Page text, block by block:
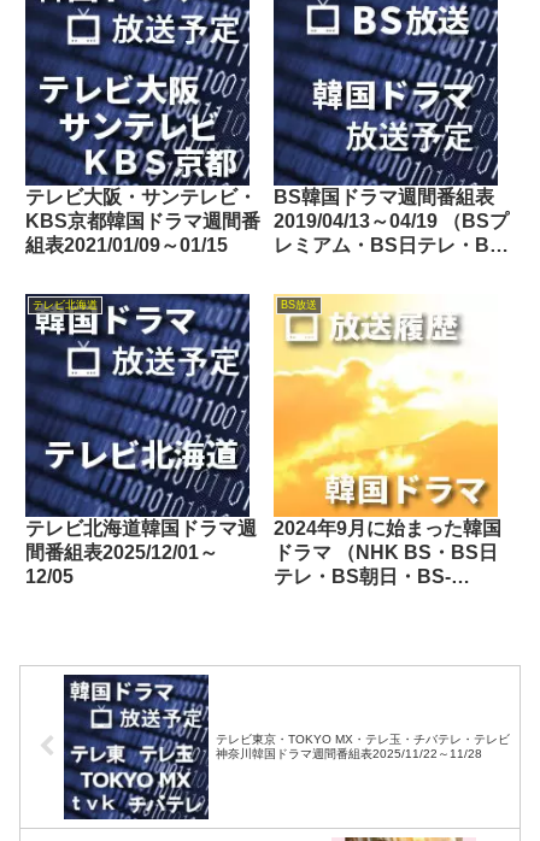
テレビ大阪・サンテレビ・
KBS京都韓国ドラマ週間番
組表2021/01/09～01/15
BS韓国ドラマ週間番組表
2019/04/13～04/19 （BSプ
レミアム・BS日テレ・BS
東・BSフジ）
テレビ北海道
テレビ北海道韓国ドラマ週
間番組表2025/12/01～
12/05
BS放送
2024年9月に始まった韓国
ドラマ （NHK BS・BS日
テレ・BS朝日・BS-
玉・チバテレ・テレビ神奈
知・テレビ北海道）
テレビ東京・TOKYO MX・テレ玉・チバテレ・テレビ
神奈川韓国ドラマ週間番組表2025/11/22～11/28